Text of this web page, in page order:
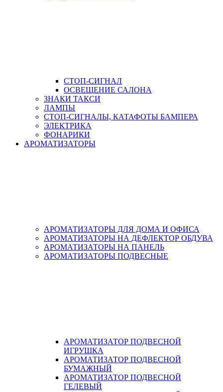
СТОП-СИГНАЛ
ОСВЕЩЕНИЕ САЛОНА
ЗНАКИ ТАКСИ
ЛАМПЫ
СТОП-СИГНАЛЫ, КАТАФОТЫ БАМПЕРА
ЭЛЕКТРИКА
ФОНАРИКИ
АРОМАТИЗАТОРЫ
АРОМАТИЗАТОРЫ ДЛЯ ДОМА И ОФИСА
АРОМАТИЗАТОРЫ НА ДЕФЛЕКТОР ОБДУВА
АРОМАТИЗАТОРЫ НА ПАНЕЛЬ
АРОМАТИЗАТОРЫ ПОДВЕСНЫЕ
АРОМАТИЗАТОР ПОДВЕСНОЙ
ИГРУШКА
АРОМАТИЗАТОР ПОДВЕСНОЙ
БУМАЖНЫЙ
АРОМАТИЗАТОР ПОДВЕСНОЙ
ГЕЛЕВЫЙ